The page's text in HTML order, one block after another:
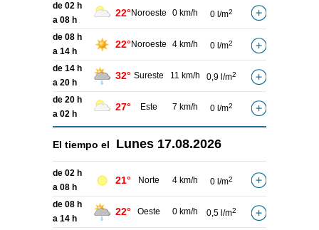
de 02 h
a 08 h
22° Noroeste 0 km/h 0 l/m2
de 08 h
a 14 h
22° Noroeste 4 km/h 0 l/m2
de 14 h
a 20 h
32° Sureste 11 km/h 0,9 l/m2
de 20 h
a 02 h
27° Este 7 km/h 0 l/m2
El tiempo el Lunes 17.08.2026
de 02 h
a 08 h
21° Norte 4 km/h 0 l/m2
de 08 h
a 14 h
22° Oeste 0 km/h 0,5 l/m2